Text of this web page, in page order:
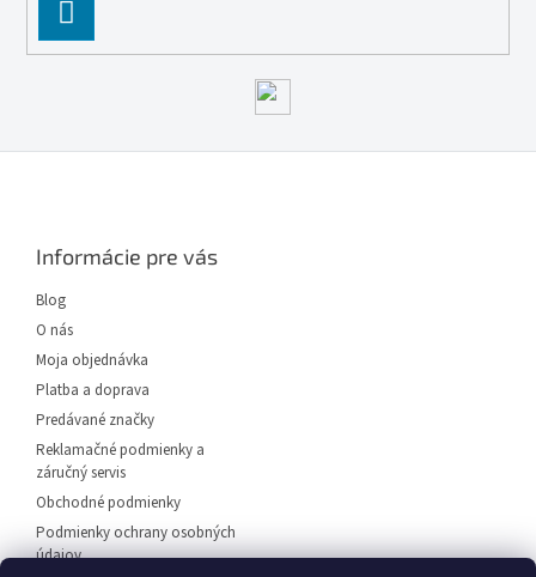
SE
Informácie pre vás
Blog
O nás
Moja objednávka
Platba a doprava
Predávané značky
Reklamačné podmienky a
záručný servis
Obchodné podmienky
Podmienky ochrany osobných
údajov